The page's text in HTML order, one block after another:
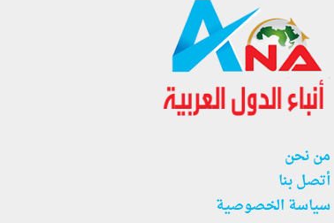
من نحن
أتصل بنا
سياسة الخصوصية